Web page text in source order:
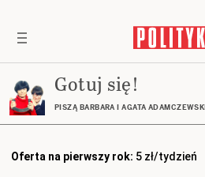
Gotuj się!
PISZĄ BARBARA I AGATA
Oferta na pierwszy rok: 5 zł/tydzień